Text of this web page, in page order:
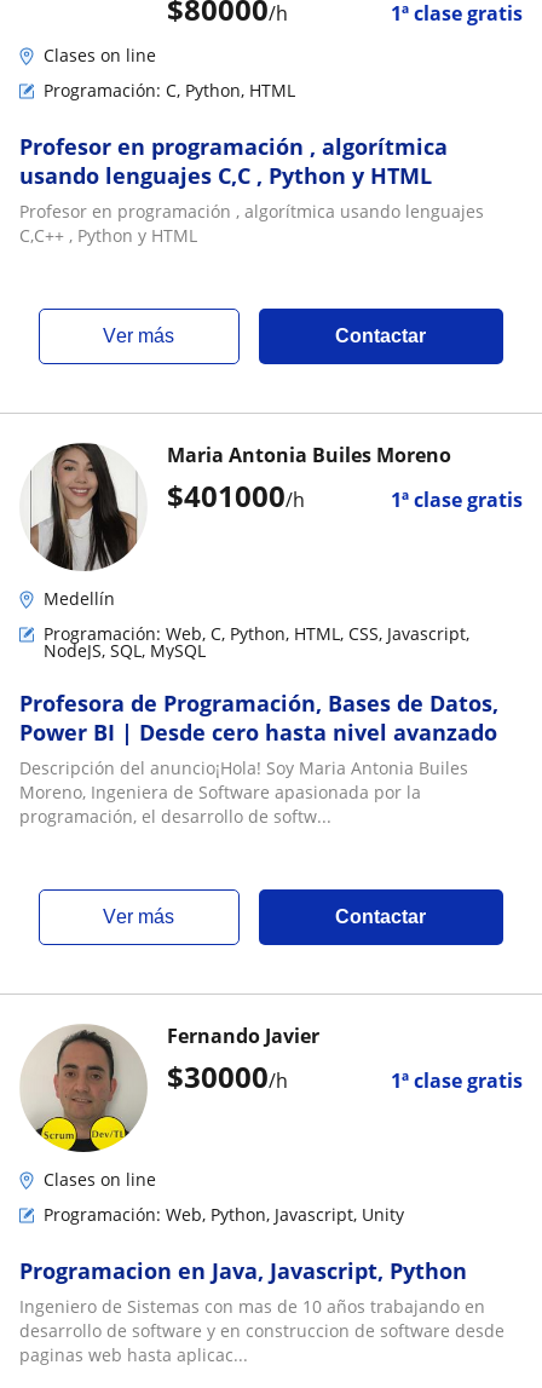
$80000/h 1ª clase gratis
Clases on line
Programación: C, Python, HTML
Profesor en programación , algorítmica
usando lenguajes C,C , Python y HTML
Profesor en programación , algorítmica usando lenguajes
C,C++ , Python y HTML
ver más Contactar
$401000/h 1ª clase gratis
Maria Antonia Builes Moreno
Medellín
Programación: Web, C, Python, HTML, CSS, Javascript,
NodeJS, SQL, MySQL
Profesora de Programación, Bases de Datos,
Power BI | Desde cero hasta nivel avanzado
Descripción del anuncio¡Hola! Soy Maria Antonia Builes
Moreno, Ingeniera de Software apasionada por la
programación, el desarrollo de softw...
ver más Contactar
$30000/h 1ª clase gratis
Fernando Javier
Clases on line
Programación: Web, Python, Javascript, Unity
Programacion en Java, Javascript, Python
Ingeniero de Sistemas con mas de 10 años trabajando en
desarrollo de software y en construccion de software desde
paginas web hasta aplicac...